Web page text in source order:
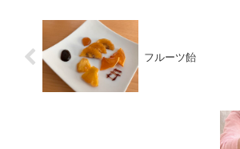
フルーツ飴